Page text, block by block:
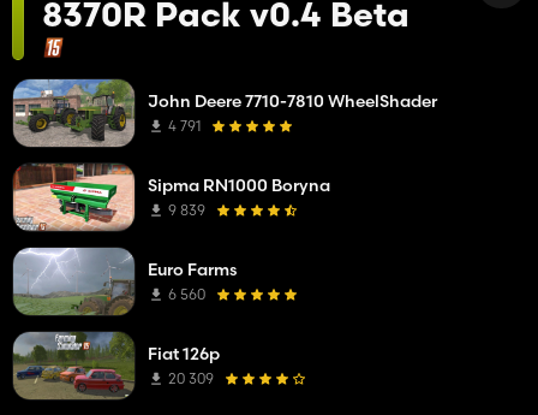
8370R Pack v0.4 Beta
John Deere 7710-7810 WheelShader
4 791
Sipma RN1000 Boryna
9 839
Euro Farms
6 560
Fiat 126p
20 309